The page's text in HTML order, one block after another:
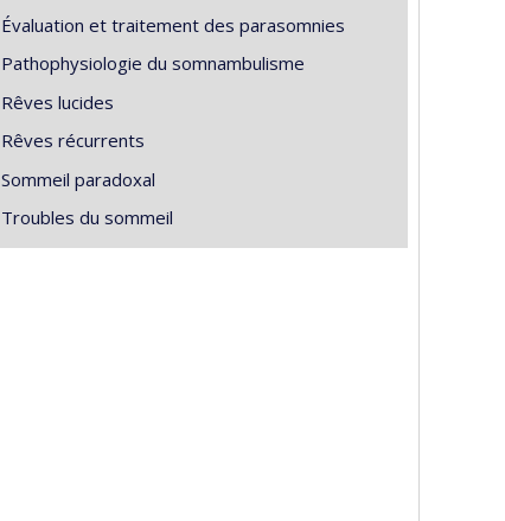
Évaluation et traitement des parasomnies
Pathophysiologie du somnambulisme
Rêves lucides
Rêves récurrents
Sommeil paradoxal
Troubles du sommeil